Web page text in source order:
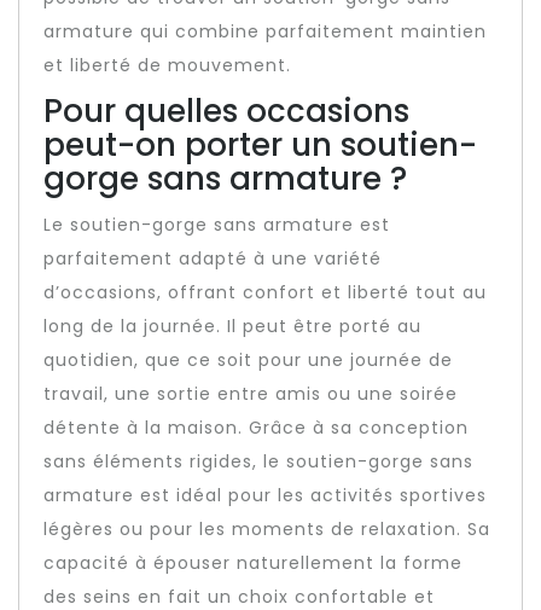
armature qui combine parfaitement maintien
et liberté de mouvement.
Pour quelles occasions
peut-on porter un soutien-
gorge sans armature ?
Le soutien-gorge sans armature est
parfaitement adapté à une variété
d’occasions, offrant confort et liberté tout au
long de la journée. Il peut être porté au
quotidien, que ce soit pour une journée de
travail, une sortie entre amis ou une soirée
détente à la maison. Grâce à sa conception
sans éléments rigides, le soutien-gorge sans
armature est idéal pour les activités sportives
légères ou pour les moments de relaxation. Sa
capacité à épouser naturellement la forme
des seins en fait un choix confortable et